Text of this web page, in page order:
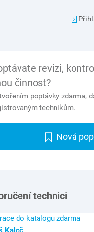
revizi,
činnost?
poptávky zdarma,
technikům.
Nová
technici
do katalogu zdarma
Kaloč